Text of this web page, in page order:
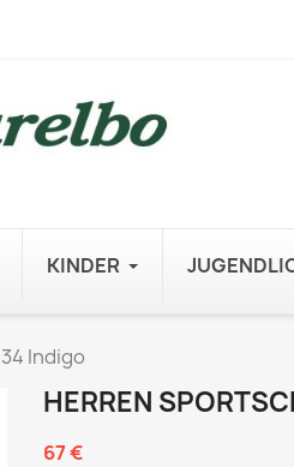
KINDER
Indigo
HERREN
67 €